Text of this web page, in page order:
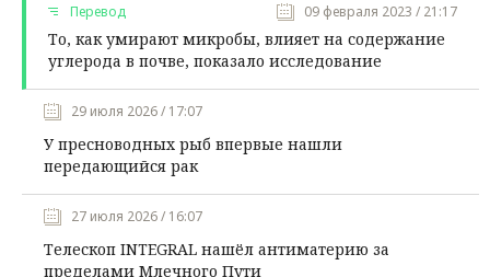
Перевод 09 февраля 2023 / 21:17
То, как умирают микробы, влияет на содержание
углерода в почве, показало исследование
29 июля 2026 / 17:07
У пресноводных рыб впервые нашли
передающийся рак
27 июля 2026 / 16:07
Телескоп INTEGRAL нашёл антиматерию за
пределами Млечного Пути